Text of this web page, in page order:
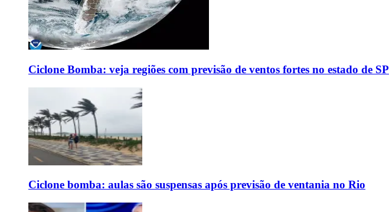
Ciclone Bomba: veja regiões com previsão de ventos fortes no estado de SP
Ciclone bomba: aulas são suspensas após previsão de ventania no Rio